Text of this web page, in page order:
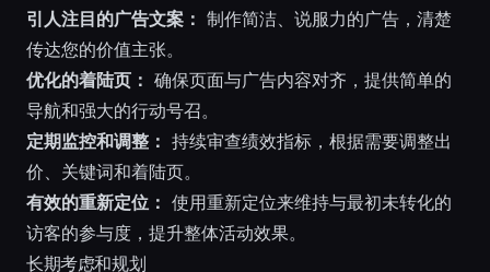
引人注目的广告文案： 制作简洁、说服力的广告，清楚
传达您的价值主张。
优化的着陆页： 确保页面与广告内容对齐，提供简单的
导航和强大的行动号召。
定期监控和调整： 持续审查绩效指标，根据需要调整出
价、关键词和着陆页。
有效的重新定位： 使用重新定位来维持与最初未转化的
访客的参与度，提升整体活动效果。
长期考虑和规划